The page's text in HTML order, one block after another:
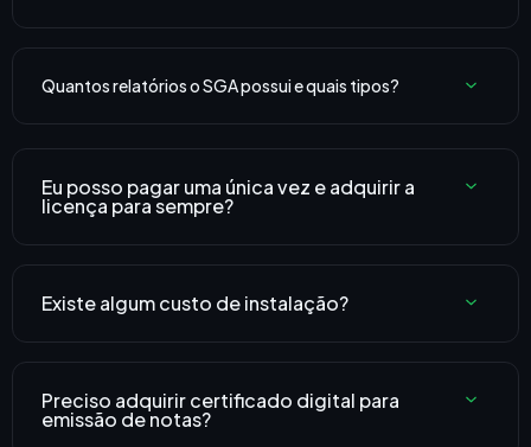
Quantos relatórios o SGA possui e quais tipos?
Eu posso pagar uma única vez e adquirir a
licença para sempre?
Existe algum custo de instalação?
Preciso adquirir certificado digital para
emissão de notas?